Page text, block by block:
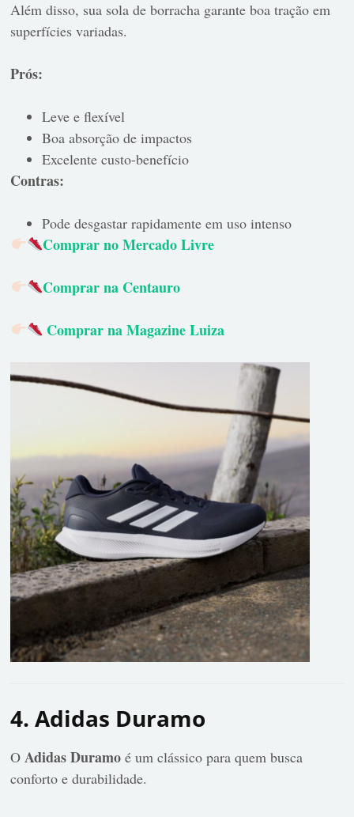
Além disso, sua sola de borracha garante boa tração em
superfícies variadas.
Prós:
Leve e flexível
Boa absorção de impactos
Excelente custo-benefício
Contras:
Pode desgastar rapidamente em uso intenso
Comprar no Mercado Livre
Comprar na Centauro
Comprar na Magazine Luiza
4. Adidas Duramo
O Adidas Duramo é um clássico para quem busca
conforto e durabilidade.